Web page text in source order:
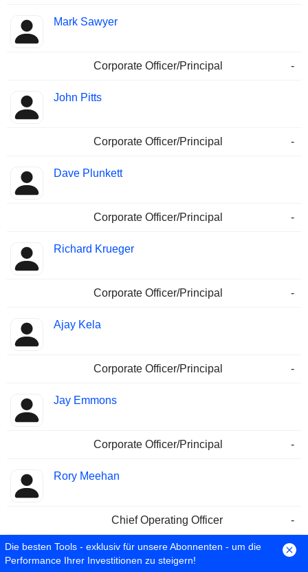
Mark Sawyer
Corporate Officer/Principal -
John Pitts
Corporate Officer/Principal -
Dave Plunkett
Corporate Officer/Principal -
Richard Krueger
Corporate Officer/Principal -
Ajay Kela
Corporate Officer/Principal -
Jay Emmons
Corporate Officer/Principal -
Rory Meehan
Chief Operating Officer -
Charles Watson
Die besten Tools - exklusiv für unsere Abonnenten - um die
Performance Ihrer Investitionen zu steigern!